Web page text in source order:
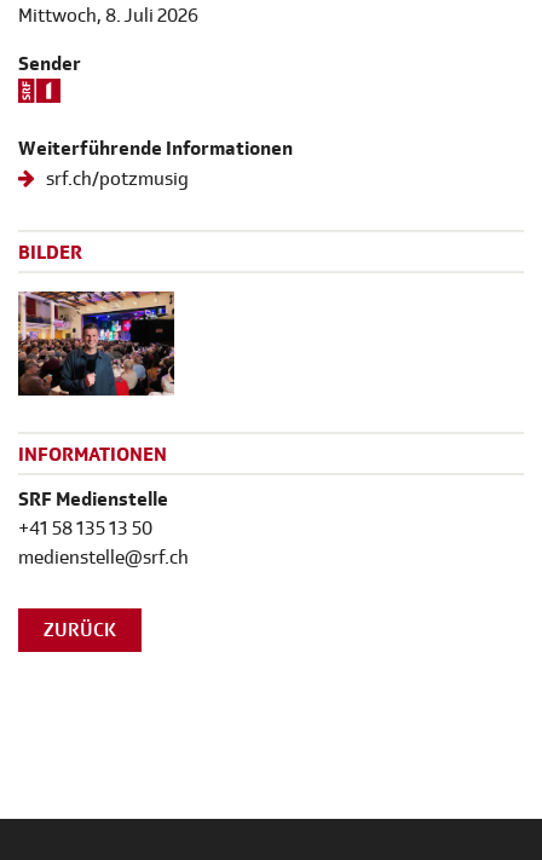
Mittwoch, 8. Juli 2026
Sender
Weiterführende Informationen
srf.ch/potzmusig
BILDER
INFORMATIONEN
SRF Medienstelle
+41 58 135 13 50
medienstelle@srf.ch
ZURÜCK